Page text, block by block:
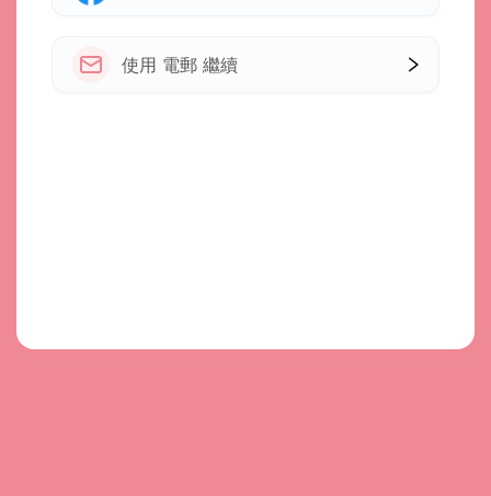
使用 電郵 繼續